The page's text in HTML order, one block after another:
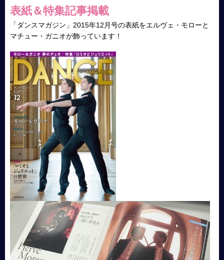
表紙＆特集記事掲載
「ダンスマガジン」2015年12月号の表紙をエルヴェ・モローと
マチュー・ガニオが飾っています！